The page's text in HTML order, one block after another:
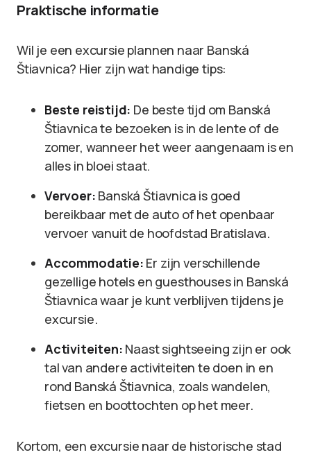
Praktische informatie
Wil je een excursie plannen naar Banská
Štiavnica? Hier zijn wat handige tips:
Beste reistijd: De beste tijd om Banská
Štiavnica te bezoeken is in de lente of de
zomer, wanneer het weer aangenaam is en
alles in bloei staat.
Vervoer: Banská Štiavnica is goed
bereikbaar met de auto of het openbaar
vervoer vanuit de hoofdstad Bratislava.
Accommodatie: Er zijn verschillende
gezellige hotels en guesthouses in Banská
Štiavnica waar je kunt verblijven tijdens je
excursie.
Activiteiten: Naast sightseeing zijn er ook
tal van andere activiteiten te doen in en
rond Banská Štiavnica, zoals wandelen,
fietsen en boottochten op het meer.
Kortom, een excursie naar de historische stad